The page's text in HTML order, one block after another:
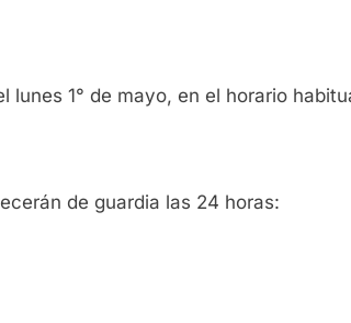
1° de mayo, en el horario
de guardia las 24 horas: